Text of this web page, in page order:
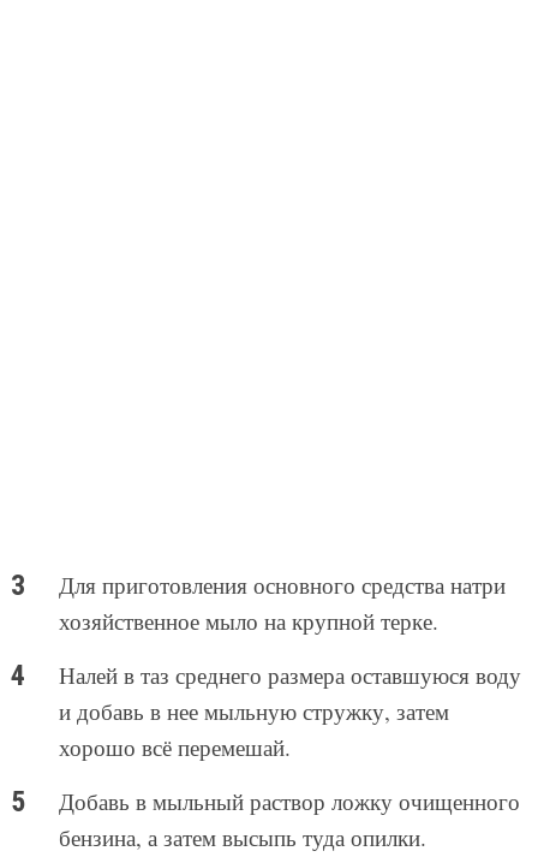
Для приготовления основного средства натри
хозяйственное мыло на крупной терке.
Налей в таз среднего размера оставшуюся воду
и добавь в нее мыльную стружку, затем
хорошо всё перемешай.
Добавь в мыльный раствор ложку очищенного
бензина, а затем высыпь туда опилки.